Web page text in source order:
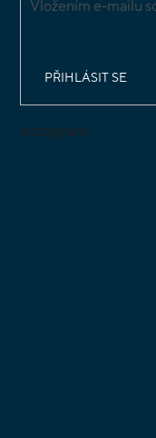
Vložením e-mailu
PŘIHLÁSIT SE
Instagram